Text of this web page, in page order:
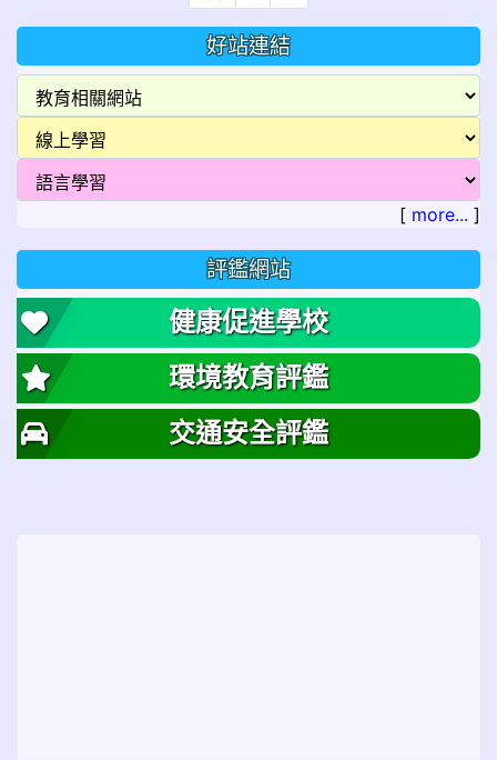
好站連結
[ more... ]
評鑑網站
健康促進學校
環境教育評鑑
交通安全評鑑